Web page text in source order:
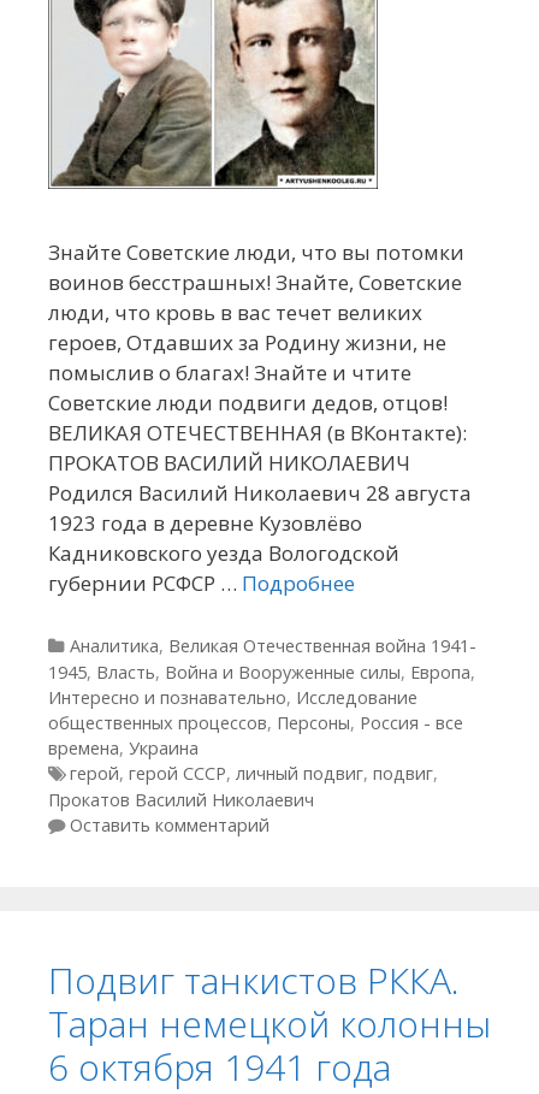
Знайте Советские люди, что вы потомки
воинов бесстрашных! Знайте, Советские
люди, что кровь в вас течет великих
героев, Отдавших за Родину жизни, не
помыслив о благах! Знайте и чтите
Советские люди подвиги дедов, отцов!
ВЕЛИКАЯ ОТЕЧЕСТВЕННАЯ (в ВКонтакте):
ПРОКАТОВ ВАСИЛИЙ НИКОЛАЕВИЧ
Родился Василий Николаевич 28 августа
1923 года в деревне Кузовлёво
Кадниковского уезда Вологодской
губернии РСФСР … Подробнее
Рубрики
Аналитика, Великая Отечественная война 1941-
1945, Власть, Война и Вооруженные силы, Европа,
Интересно и познавательно, Исследование
общественных процессов, Персоны, Россия - все
времена, Украина
Метки
герой, герой СССР, личный подвиг, подвиг,
Прокатов Василий Николаевич
Оставить комментарий
Подвиг танкистов РККА.
Таран немецкой колонны
6 октября 1941 года